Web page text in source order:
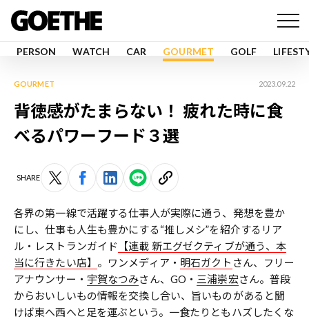
PERSON WATCH CAR GOURMET GOLF
GOURMET 2023.09.22
背徳感がたまらない！ 疲れた時に食
べるパワーフード３選
SHARE
各界の第一線で活躍する仕事人が実際に通う、発想を豊か
にし、仕事も人生も豊かにする“推しメシ”を紹介するリア
ル・レストランガイド
【連載 新エグゼクティブが通う、本
当に行きたい店】 。ワンメディア・ 明石ガクト さん、フリー
アナウンサー・ 宇賀なつみさん、GO・ 三浦崇宏さん。普段
からおいしいもの情報を交換し合い、旨いものがあると聞
けば東へ西へと足を運ぶという。一食たりともハズしたくな